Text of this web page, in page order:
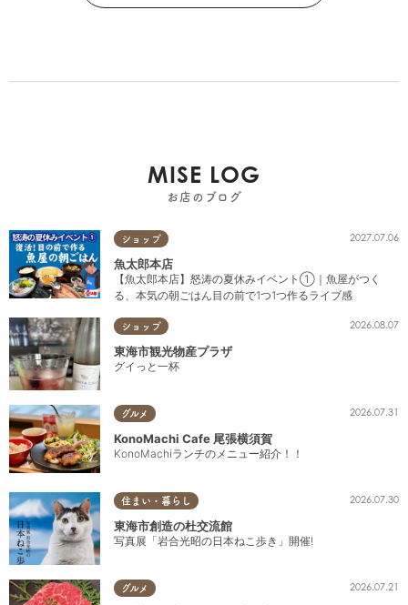
MISE LOG
お店のブログ
ショップ 2027.07.06
魚太郎本店
【魚太郎本店】怒涛の夏休みイベント①｜魚屋がつく
る、本気の朝ごはん目の前で1つ1つ作るライブ感
ショップ 2026.08.07
東海市観光物産プラザ
グイっと一杯
グルメ 2026.07.31
KonoMachi Cafe 尾張横須賀
KonoMachiランチのメニュー紹介！！
住まい・暮らし 2026.07.30
東海市創造の杜交流館
写真展「岩合光昭の日本ねこ歩き」開催!
グルメ 2026.07.21